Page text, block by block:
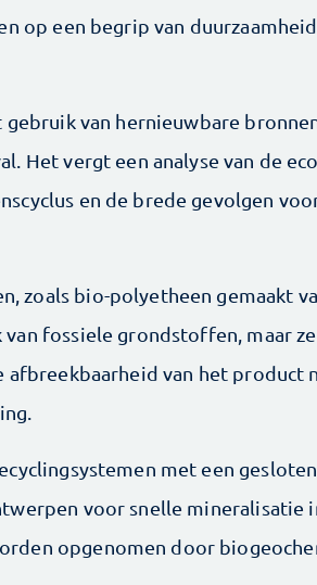
op een begrip van
van hernieuwbare
Het vergt een analyse van de
en de brede gevolgen
zoals bio-polyetheen gemaakt
fossiele grondstoffen, maar
van het product
met een
voor snelle mineralisatie
opgenomen door